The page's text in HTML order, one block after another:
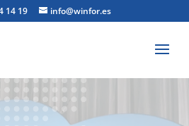
14 19 info@winfor.es